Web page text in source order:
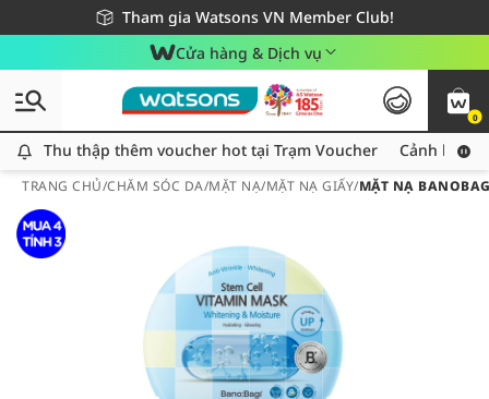
Tham gia Watsons VN Member Club!
Miễn phí giao hàng cho đơn hàng từ 249,000Đ
Giao hàng nhanh 24h - Áp dụng khu vực TP. Hồ Chí Minh
Cửa hàng & Dịch vụ
0
Thu thập thêm voucher hot tại Trạm Voucher
Thu thập thêm voucher hot tại Trạm Voucher Cảnh báo
TRANG CHỦ/CHĂM SÓC DA/MẶT NẠ/MẶT NẠ GIẤY/MẶT NẠ